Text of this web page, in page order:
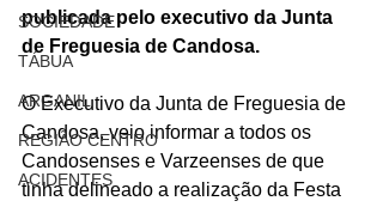
SOCIEDADE
TÁBUA
ARGANIL
REGIÃO CENTRO
ACIDENTES
publicada pelo executivo da Junta
de Freguesia de Candosa.
O Executivo da Junta de Freguesia de
Candosa, veio informar a todos os
Candosenses e Varzeenses de que
tinha delineado a realização da Festa